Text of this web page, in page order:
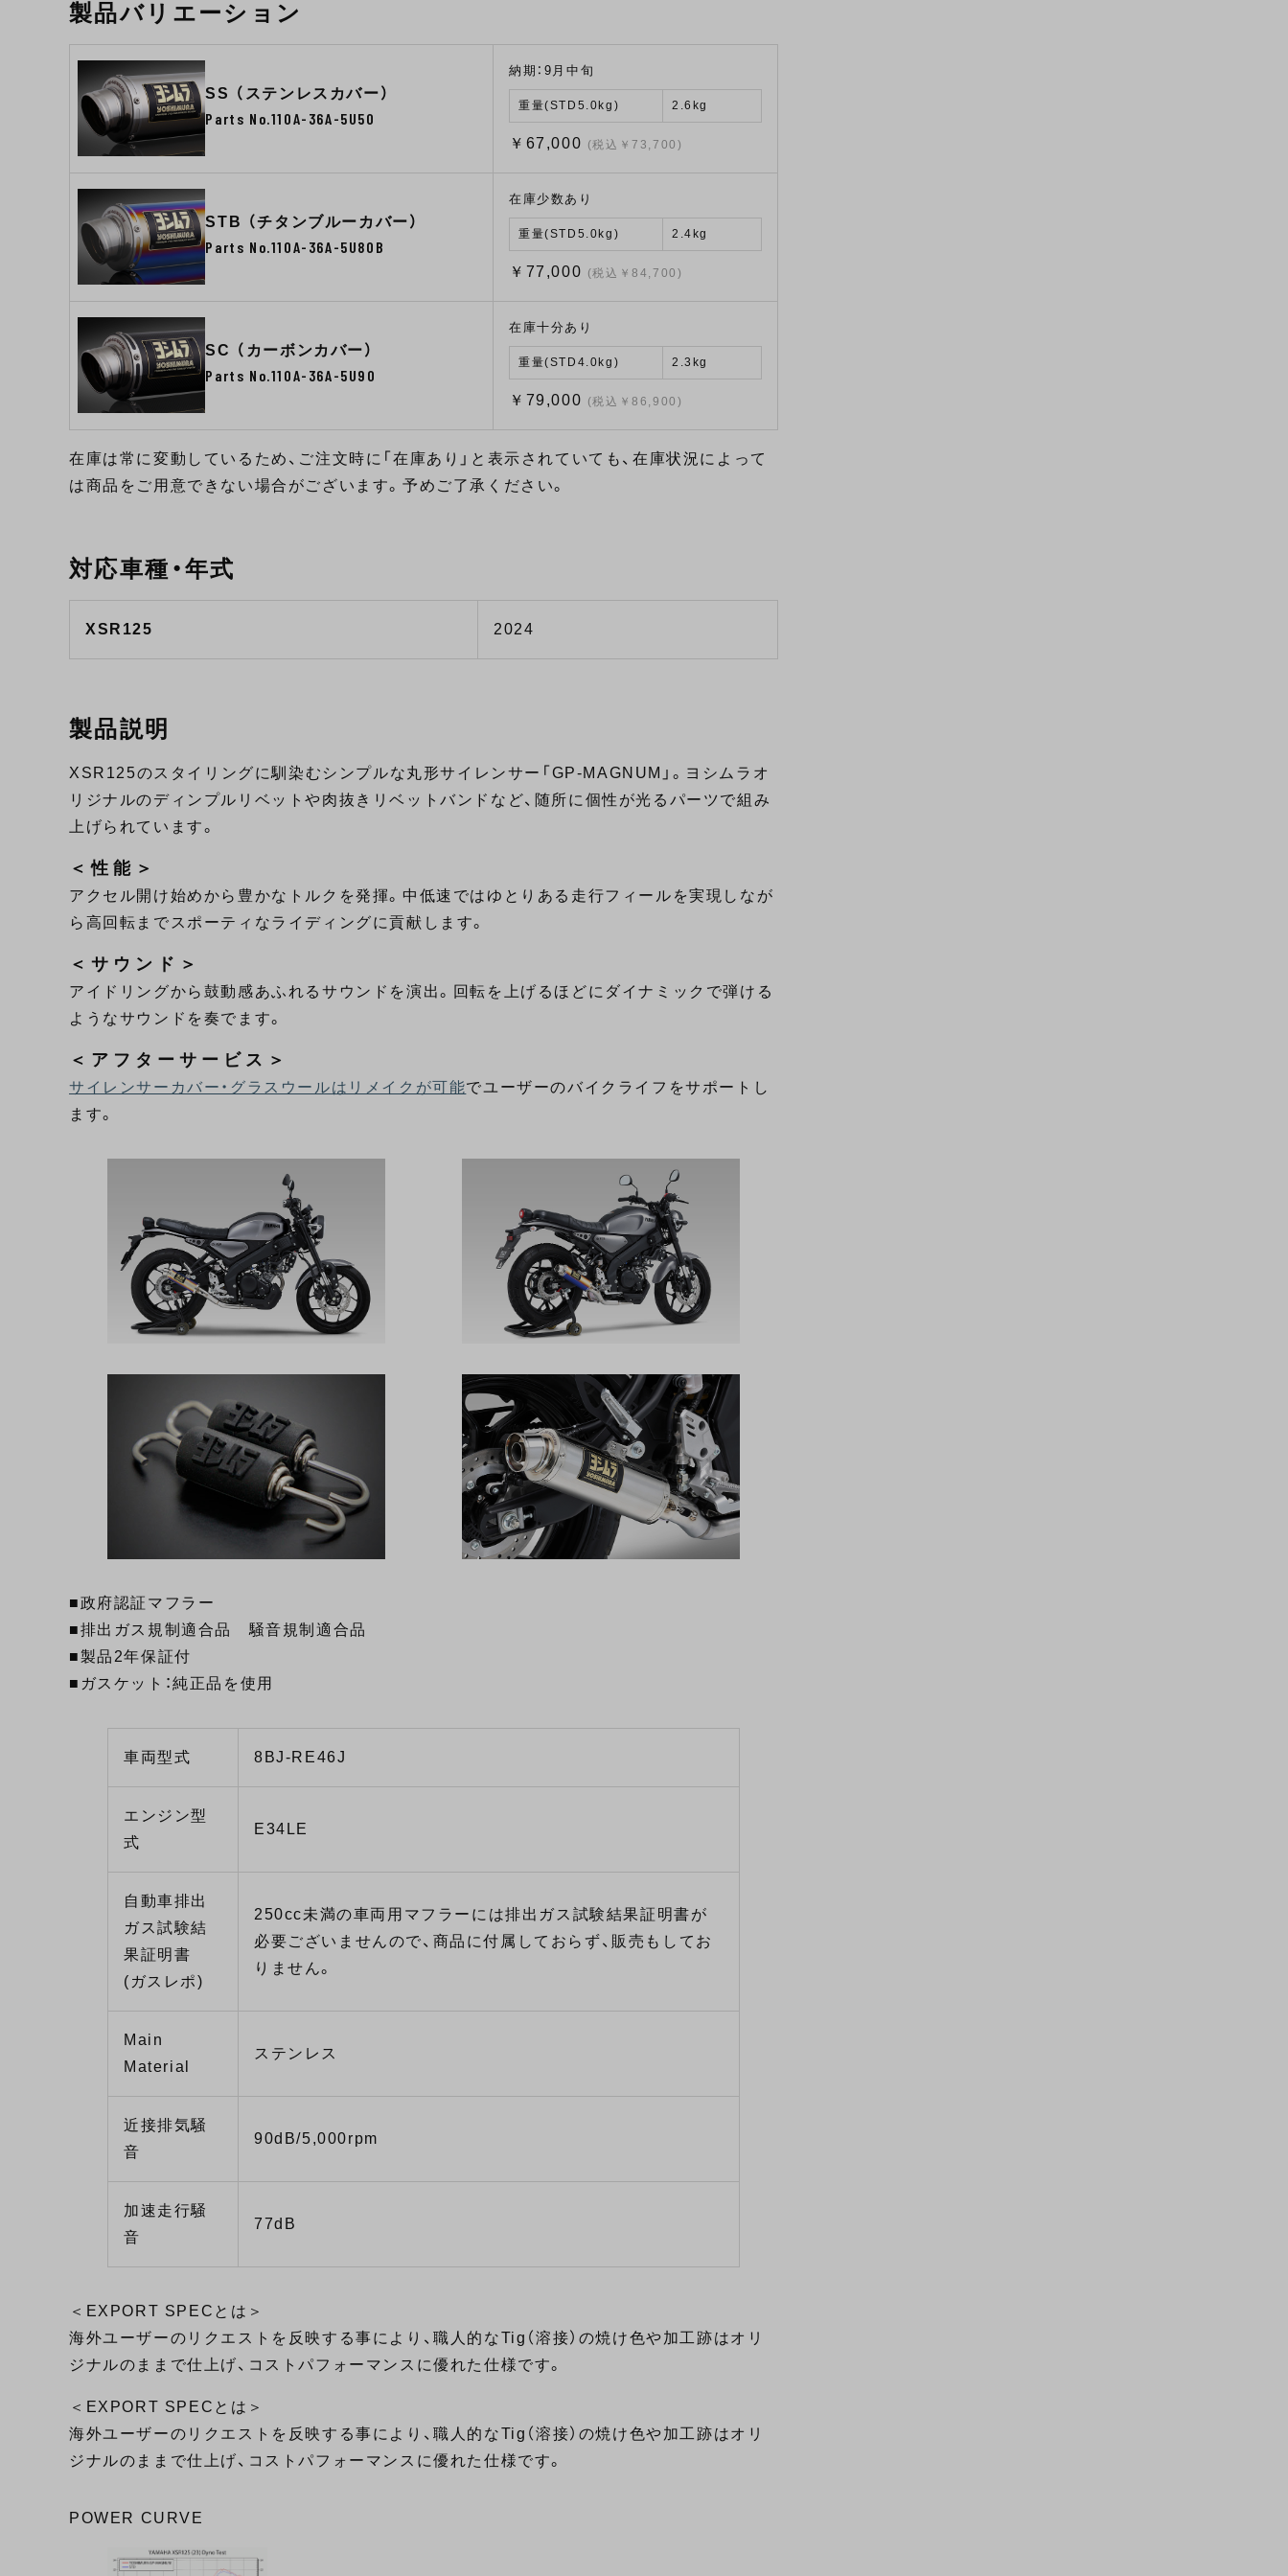
製品バリエーション
SS （ステンレスカバー）
Parts No.110A-36A-5U50
納期：9月中旬
重量(STD5.0kg) 2.6kg
￥67,000 (税込￥73,700)
STB （チタンブルーカバー）
Parts No.110A-36A-5U80B
在庫少数あり
重量(STD5.0kg) 2.4kg
￥77,000 (税込￥84,700)
SC （カーボンカバー）
Parts No.110A-36A-5U90
在庫十分あり
重量(STD4.0kg) 2.3kg
￥79,000 (税込￥86,900)
在庫は常に変動しているため、ご注文時に「在庫あり」と表示されていても、在庫状況によって
は商品をご用意できない場合がございます。予めご了承ください。
対応車種・年式
XSR125 2024
製品説明
XSR125のスタイリングに馴染むシンプルな丸形サイレンサー「GP-MAGNUM」。ヨシムラオ
リジナルのディンプルリベットや肉抜きリベットバンドなど、随所に個性が光るパーツで組み
上げられています。
＜性能＞
アクセル開け始めから豊かなトルクを発揮。中低速ではゆとりある走行フィールを実現しなが
ら高回転までスポーティなライディングに貢献します。
＜サウンド＞
アイドリングから鼓動感あふれるサウンドを演出。回転を上げるほどにダイナミックで弾ける
ようなサウンドを奏でます。
＜アフターサービス＞
サイレンサーカバー・グラスウールはリメイクが可能でユーザーのバイクライフをサポートし
ます。
■政府認証マフラー
■排出ガス規制適合品 騒音規制適合品
■製品2年保証付
■ガスケット：純正品を使用
車両型式 8BJ-RE46J
エンジン型
式
E34LE
自動車排出
ガス試験結
果証明書
(ガスレポ)
250cc未満の車両用マフラーには排出ガス試験結果証明書が
必要ございませんので、商品に付属しておらず、販売もしてお
りません。
Main
Material
ステンレス
近接排気騒
音
90dB/5,000rpm
加速走行騒
音
77dB
＜EXPORT SPECとは＞
海外ユーザーのリクエストを反映する事により、職人的なTig（溶接）の焼け色や加工跡はオリ
ジナルのままで仕上げ、コストパフォーマンスに優れた仕様です。
＜EXPORT SPECとは＞
海外ユーザーのリクエストを反映する事により、職人的なTig（溶接）の焼け色や加工跡はオリ
ジナルのままで仕上げ、コストパフォーマンスに優れた仕様です。
POWER CURVE